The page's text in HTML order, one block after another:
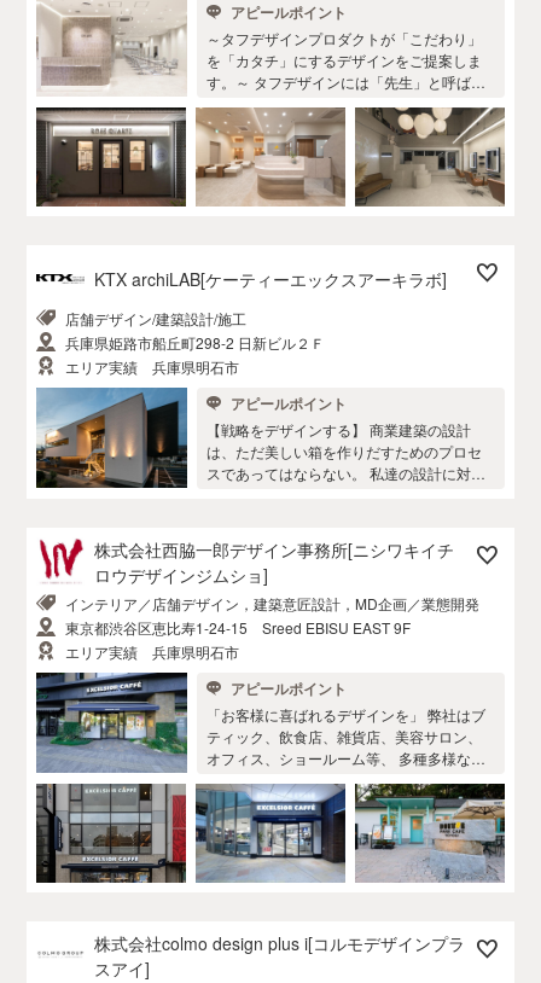
アピールポイント
～タフデザインプロダクトが「こだわり」
を「カタチ」にするデザインをご提案しま
す。～ タフデザインには「先生」と呼ばれ
るデザイナーがいません。 開業者、経営者
の皆様と同じ目線で「考え、悩み、創る」
デザイナー達がいます。 デザイナーが皆様
のお店に対する「想い」や「こだわり」に
プラスアルファのデザインでお応えしま
す。 そして皆様と共に喜びあえる「笑顔あ
容室をはじめとするビューティ空間や雑貨
多くの女性デザイナーが活躍する弊社は、
ターゲットを的確に捉えトレンドをおさえ
た空間デザインをご提案する事が出来ま
ンテーションします 図面や素材サンプルだ
けでは空間がイメージしにくいものです。
タフデザインでは完成後「CGパースどお
り！」と皆様に好評のCGパースを作成しま
の店舗展開も視野に 東京/大阪/名古屋/福岡/
金沢の5オフィスを中心に全国対応可能なネ
ットワークを持っています。 2店舗目はもち
ろんのこと数十、数百の店舗展開されるお
客様のお手伝いをしている実績と経験があ
ります。 ・豊富な開業支援サービス 店舗の
店に伴うトータルでのサポートが可能で
す。 融資、リース、ローン等のファイナン
ス、ホームページ制作、ショップカード、
名刺等の販促物、保険、POSレジ、店内の
れたノウハウ、ルートがあります。開業、
経営に関する事はまずはご相談下さい。 ・
安心の東証一部上場グループ会社 正式な工
事業者として一般建設業の許可を取得して
います。日本の法律では500万円以上の工事
を融合した設計・施工を優先します。オー
KTX archiLAB[ケーティーエックスアーキラボ]
店舗デザイン/建築設計/施工
兵庫県姫路市船丘町298-2 日新ビル２Ｆ
エリア実績 兵庫県明石市
アピールポイント
【戦略をデザインする】 商業建築の設計
は、ただ美しい箱を作りだすためのプロセ
スであってはならない。 私達の設計に対す
還元するビジネスツールを我々は設計して
います。 建築設計からインテリアの空間デ
ザイン、グラフィックに至るまで、あらゆ
るデザインを一貫してコントロールするこ
とであなたのビジネスに強力な付加価値を
生み出します。 また、弊社は数社のデザイ
選ぶというデザインコンペには参加致しま
せん。
株式会社西脇一郎デザイン事務所[ニシワキイチ
ロウデザインジムショ]
インテリア／店舗デザイン，建築意匠設計，MD企画／業態開発
東京都渋谷区恵比寿1-24-15 Sreed EBISU EAST 9F
エリア実績 兵庫県明石市
アピールポイント
「お客様に喜ばれるデザインを」 弊社はブ
ティック、飲食店、雑貨店、美容サロン、
オフィス、ショールーム等、 多種多様な業
種にご縁を多くいただいており、その際の
成功事例を他業態にも応用 することで、デ
ザインはもとより、ビジネス的な解決方法
としてお客様にご賛同さ れ結果を出すこと
で喜ばれております。 経験に基づいたケー
スバイケースでのフレキシブルな対応と、
の手前の段階のご提案も可能としておりま
す。 尚、弊社の代表 西脇一郎はすべての
株式会社colmo design plus i[コルモデザインプラ
スアイ]